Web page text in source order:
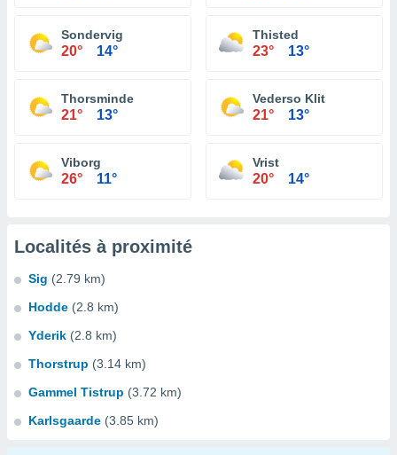
Sondervig
20° 14°
Thisted
23° 13°
Thorsminde
21° 13°
Vederso Klit
21° 13°
Viborg
26° 11°
Vrist
20° 14°
Localités à proximité
Sig (2.79 km)
Hodde (2.8 km)
Yderik (2.8 km)
Thorstrup (3.14 km)
Gammel Tistrup (3.72 km)
Karlsgaarde (3.85 km)